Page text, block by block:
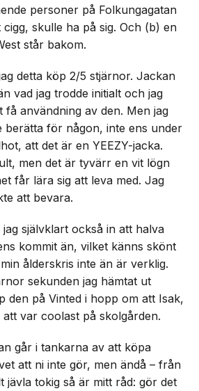
personer på Folkungagatan
skulle ha på sig. Och (b) en
står bakom.
detta köp 2/5 stjärnor. Jackan
vad jag trodde initialt och jag
få användning av den. Men jag
berätta för någon, inte ens under
att det är en YEEZY-jacka.
men det är tyvärr en vit lögn
får lära sig att leva med. Jag
att bevara.
självklart också in att halva
kommit än, vilket känns skönt
ålderskris inte än är verklig.
sekunden jag hämtat ut
den på Vinted i hopp om att Isak,
var coolast på skolgården.
går i tankarna av att köpa
att ni inte gör, men ändå – från
jävla tokig så är mitt råd: gör det